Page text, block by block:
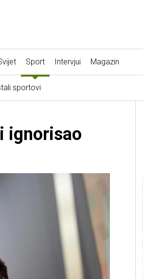
Sport Intervjui Magazin
sportovi
ignorisao